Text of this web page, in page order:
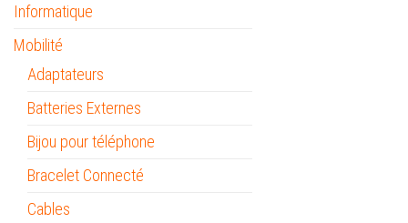
Informatique
Mobilité
Adaptateurs
Batteries Externes
Bijou pour téléphone
Bracelet Connecté
Cables